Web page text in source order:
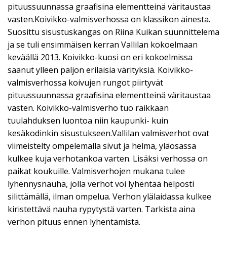
pituussuunnassa graafisina elementteinä väritaustaa
vasten.Koivikko-valmisverhossa on klassikon ainesta.
Suosittu sisustuskangas on Riina Kuikan suunnittelema
ja se tuli ensimmäisen kerran Vallilan kokoelmaan
keväällä 2013. Koivikko-kuosi on eri kokoelmissa
saanut ylleen paljon erilaisia värityksiä. Koivikko-
valmisverhossa koivujen rungot piirtyvät
pituussuunnassa graafisina elementteinä väritaustaa
vasten. Koivikko-valmisverho tuo raikkaan
tuulahduksen luontoa niin kaupunki- kuin
kesäkodinkin sisustukseen.Vallilan valmisverhot ovat
viimeistelty ompelemalla sivut ja helma, yläosassa
kulkee kuja verhotankoa varten. Lisäksi verhossa on
paikat koukuille. Valmisverhojen mukana tulee
lyhennysnauha, jolla verhot voi lyhentää helposti
silittämällä, ilman ompelua. Verhon ylälaidassa kulkee
kiristettävä nauha rypytystä varten. Tarkista aina
verhon pituus ennen lyhentämistä.